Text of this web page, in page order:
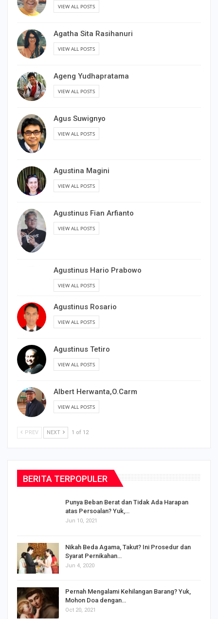
VIEW ALL POSTS
Agatha Sita Rasihanuri
VIEW ALL POSTS
Ageng Yudhapratama
VIEW ALL POSTS
Agus Suwignyo
VIEW ALL POSTS
Agustina Magini
VIEW ALL POSTS
Agustinus Fian Arfianto
VIEW ALL POSTS
Agustinus Hario Prabowo
VIEW ALL POSTS
Agustinus Rosario
VIEW ALL POSTS
Agustinus Tetiro
VIEW ALL POSTS
Albert Herwanta,O.Carm
VIEW ALL POSTS
PREV NEXT 1 of 12
BERITA TERPOPULER
Punya Beban Berat dan Tidak Ada Harapan
atas Persoalan? Yuk,…
Jun 10, 2021
Nikah Beda Agama, Takut? Ini Prosedur dan
Syarat Pernikahan…
Jun 4, 2020
Pernah Mengalami Kehilangan Barang? Yuk,
Mohon Doa dengan…
Oct 20, 2021